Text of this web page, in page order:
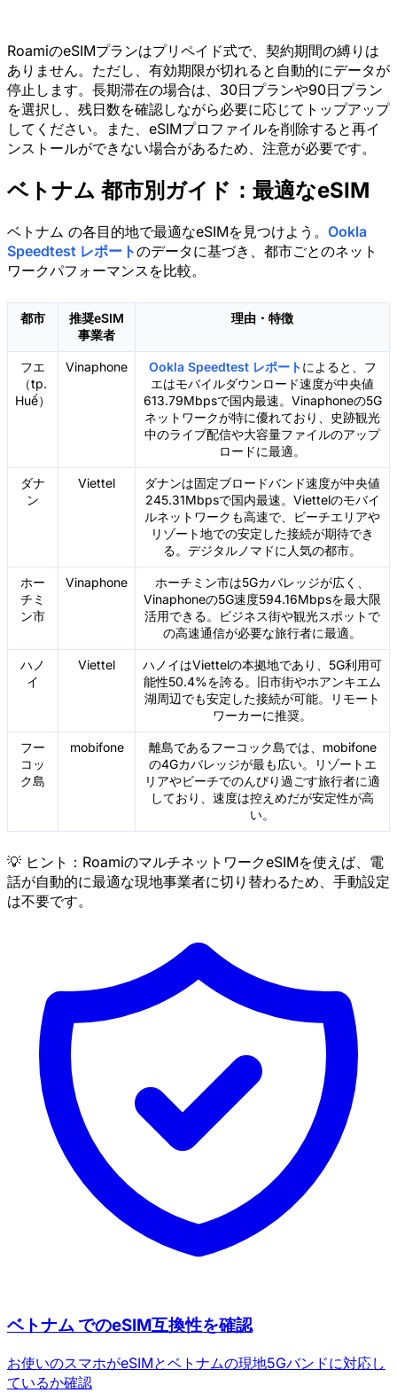
RoamiのeSIMプランはプリペイド式で、契約期間の縛りは
ありません。ただし、有効期限が切れると自動的にデータが
停止します。長期滞在の場合は、30日プランや90日プラン
を選択し、残日数を確認しながら必要に応じてトップアップ
してください。また、eSIMプロファイルを削除すると再イ
ンストールができない場合があるため、注意が必要です。
ベトナム 都市別ガイド：最適なeSIM
ベトナム の各目的地で最適なeSIMを見つけよう。 Ookla
Speedtest レポートのデータに基づき、都市ごとのネット
ワークパフォーマンスを比較。
都市
推奨eSIM
事業者
理由・特徴
フエ
（tp.
Huế）
Vinaphone Ookla Speedtest レポートによると、フ
エはモバイルダウンロード速度が中央値
613.79Mbpsで国内最速。Vinaphoneの5G
ネットワークが特に優れており、史跡観光
中のライブ配信や大容量ファイルのアップ
ロードに最適。
ダナ
ン
Viettel
ダナンは固定ブロードバンド速度が中央値
245.31Mbpsで国内最速。Viettelのモバイ
ルネットワークも高速で、ビーチエリアや
リゾート地での安定した接続が期待でき
る。デジタルノマドに人気の都市。
ホー
チミ
ン市
Vinaphone
ホーチミン市は5Gカバレッジが広く、
Vinaphoneの5G速度594.16Mbpsを最大限
活用できる。ビジネス街や観光スポットで
の高速通信が必要な旅行者に最適。
ハノ
イ
Viettel
ハノイはViettelの本拠地であり、5G利用可
能性50.4%を誇る。旧市街やホアンキエム
湖周辺でも安定した接続が可能。リモート
ワーカーに推奨。
フー
コッ
ク島
mobifone
離島であるフーコック島では、mobifone
の4Gカバレッジが最も広い。リゾートエ
リアやビーチでのんびり過ごす旅行者に適
しており、速度は控えめだが安定性が高
い。
💡 ヒント：RoamiのマルチネットワークeSIMを使えば、電
話が自動的に最適な現地事業者に切り替わるため、手動設定
は不要です。
ベトナム でのeSIM互換性を確認
お使いのスマホがeSIMとベトナムの現地5Gバンドに対応し
ているか確認